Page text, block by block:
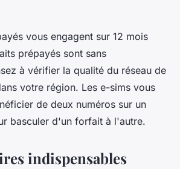
vous engagent sur 12 mois
prépayés sont sans
à vérifier la qualité du réseau de
votre région. Les e-sims vous
de deux numéros sur un
basculer d'un forfait à l'autre.
indispensables